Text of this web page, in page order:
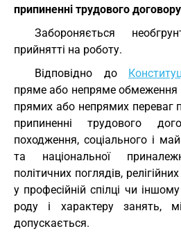
припиненні трудового договору
Забороняється
прийнятті на роботу.
Відповідно до
пряме або непряме обмеження
прямих або непрямих переваг
припиненні трудового
походження, соціального і
та національної
політичних поглядів,
у професійній спілці чи
роду і характеру занять,
допускається.